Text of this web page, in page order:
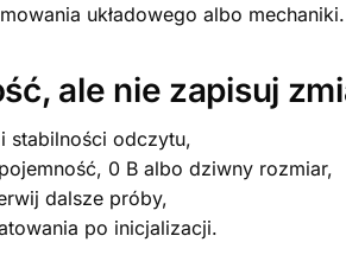
układowego albo mechaniki.
ale nie zapisuj
stabilności odczytu,
0 B albo dziwny rozmiar,
dalsze próby,
po inicjalizacji.